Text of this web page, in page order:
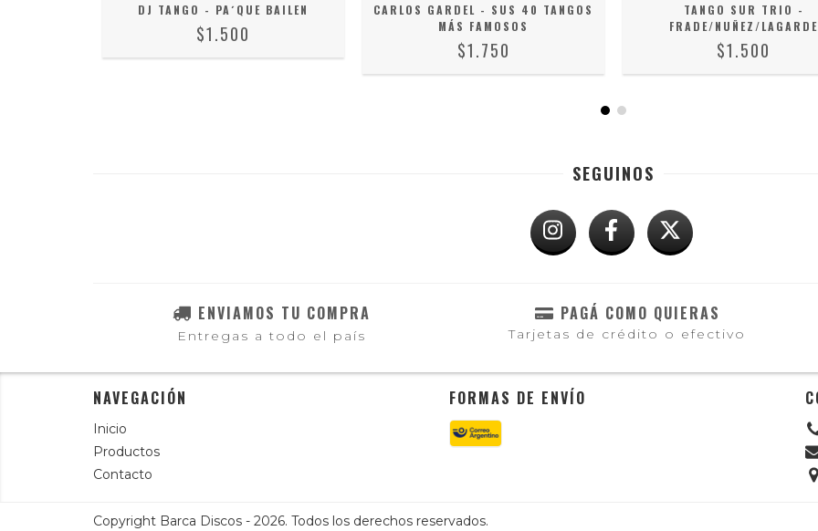
DJ TANGO - PA´QUE BAILEN
$1.500
CARLOS GARDEL - SUS 40 TANGOS
MÁS FAMOSOS
$1.750
TANGO SUR TRIO -
FRADE/NUÑEZ/LAGARDE
$1.500
SEGUINOS
ENVIAMOS TU COMPRA
Entregas a todo el país
PAGÁ COMO QUIERAS
Tarjetas de crédito o efectivo
NAVEGACIÓN
Inicio
Productos
Contacto
FORMAS DE ENVÍO
Copyright Barca Discos - 2026. Todos los derechos reservados.